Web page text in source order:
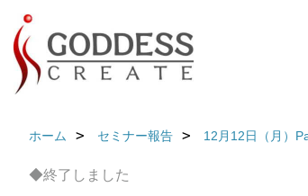
ホーム セミナー報告 12月12日（月）
◆終了しました